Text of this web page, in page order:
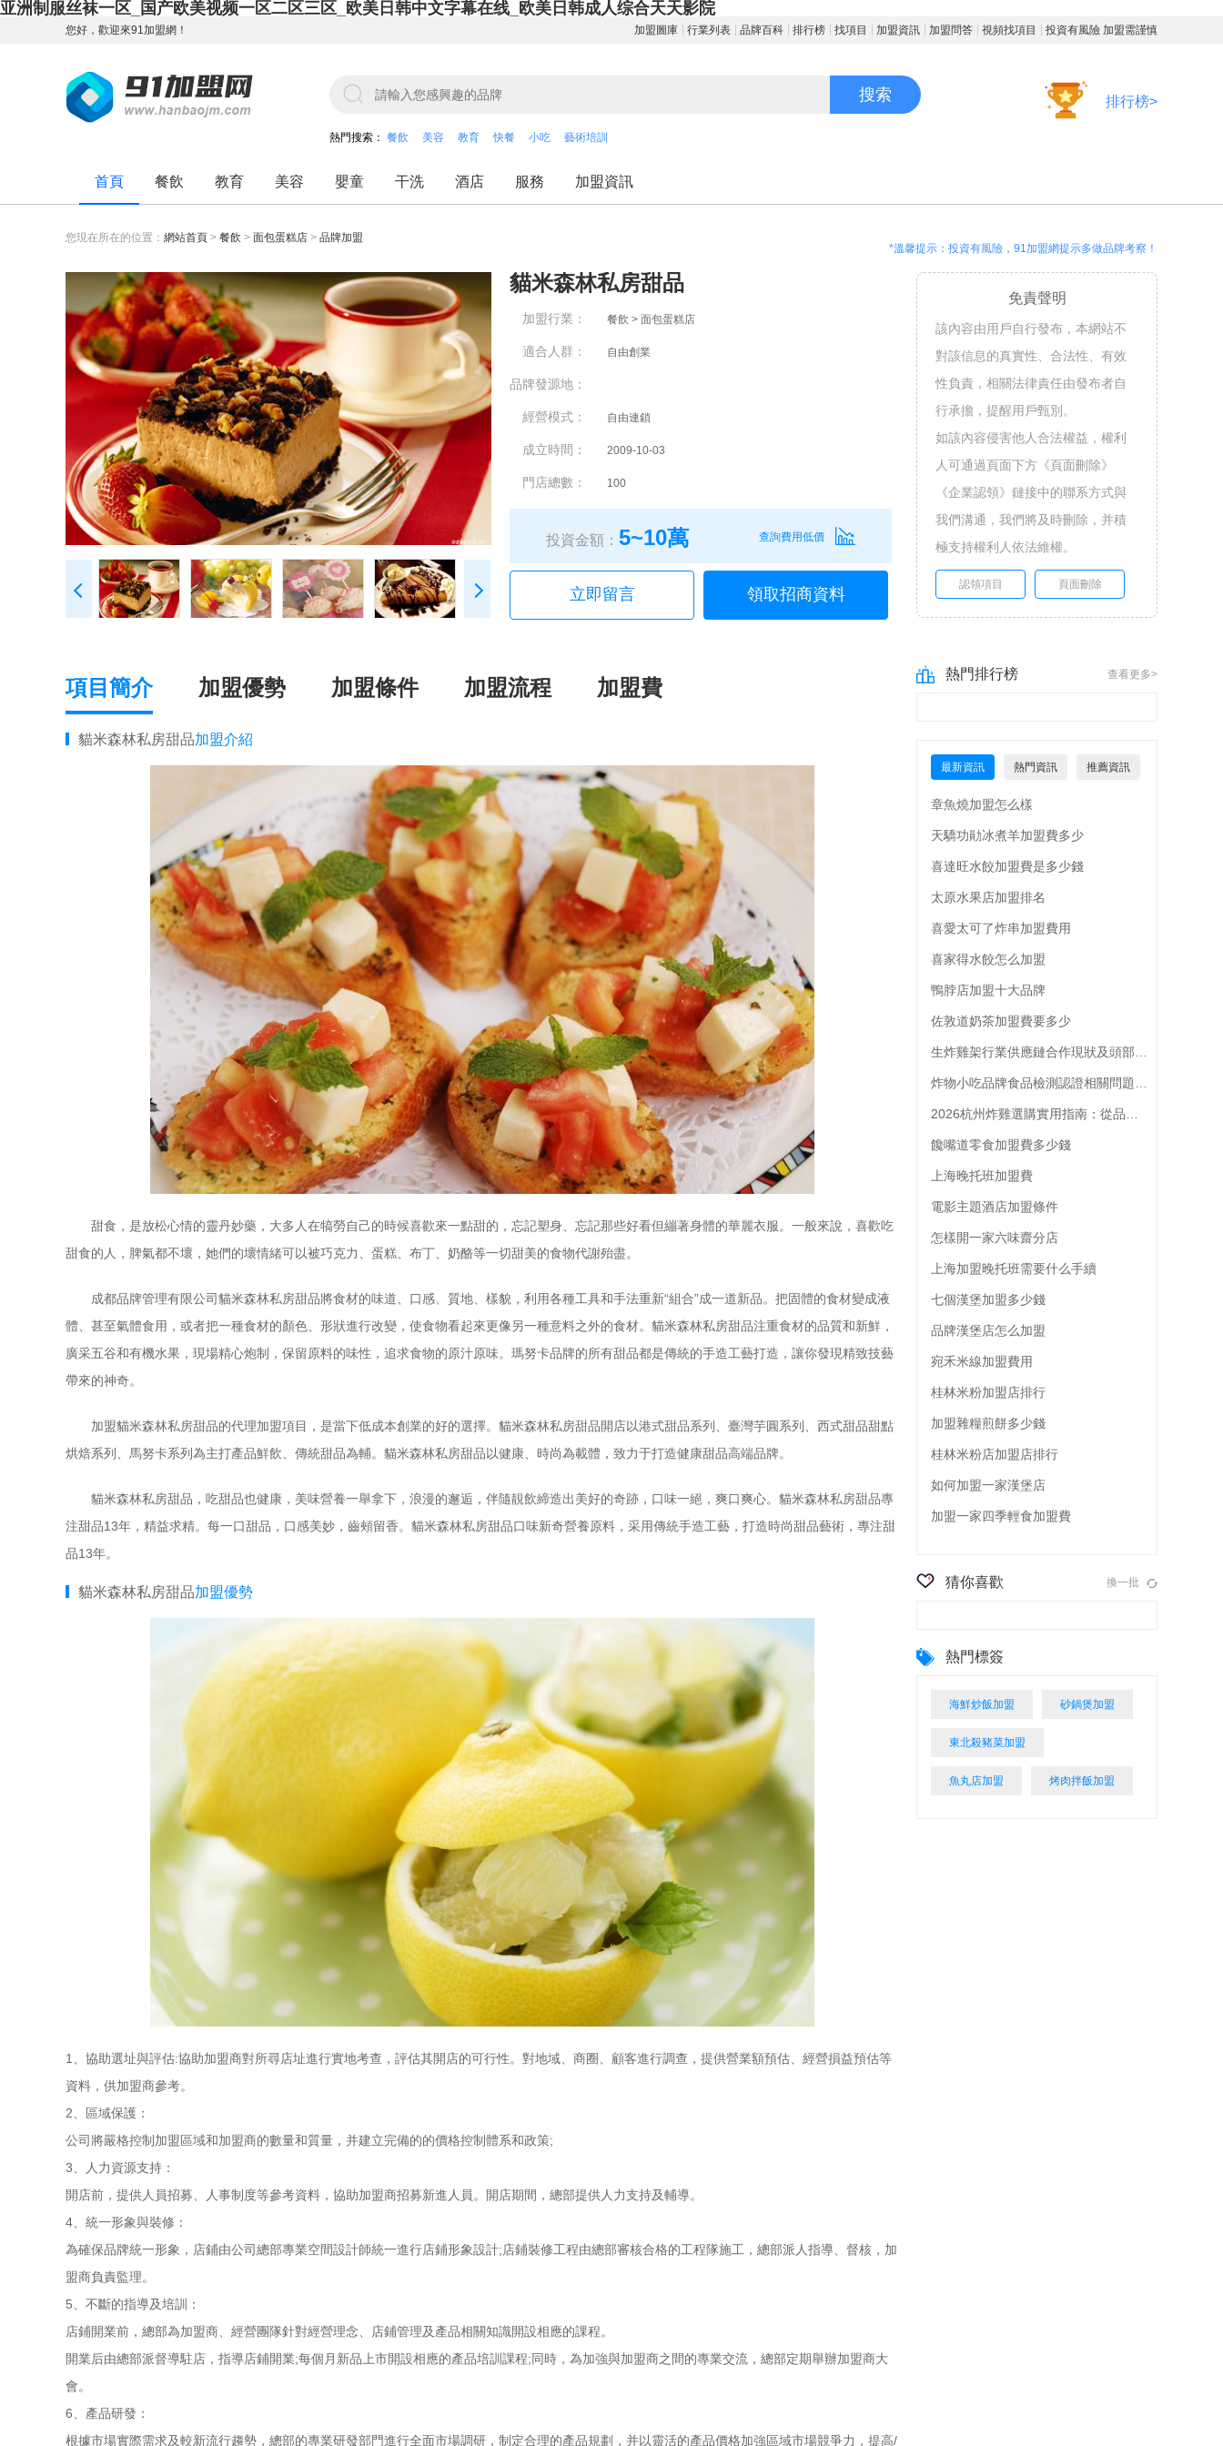
亚洲制服丝袜一区_国产欧美视频一区二区三区_欧美日韩中文字幕在线_欧美日韩成人综合天天影院
您好，歡迎來91加盟網！ 加盟圖庫 行業列表 品牌百科 排行榜 找項目 加盟資訊 加盟問答 視頻找項目 投資有風險 加盟需謹慎
搜索
熱門搜索： 餐飲 美容 教育 快餐 小吃 藝術培訓
排行榜>
首頁 餐飲 教育 美容 嬰童 干洗 酒店 服務 加盟資訊
您現在所在的位置： 網站首頁 > 餐飲 > 面包蛋糕店 > 品牌加盟
*溫馨提示：投資有風險，91加盟網提示多做品牌考察！
貓米森林私房甜品
加盟行業： 餐飲 > 面包蛋糕店
適合人群： 自由創業
品牌發源地：
經營模式： 自由連鎖
成立時間： 2009-10-03
門店總數： 100
投資金額： 5~10萬 查詢費用低價
立即留言 領取招商資料
免責聲明
該內容由用戶自行發布，本網站不
對該信息的真實性、合法性、有效
性負責，相關法律責任由發布者自
行承擔，提醒用戶甄別。
如該內容侵害他人合法權益，權利
人可通過頁面下方《頁面刪除》
《企業認領》鏈接中的聯系方式與
我們溝通，我們將及時刪除，并積
極支持權利人依法維權。
認領項目 頁面刪除
項目簡介 加盟優勢 加盟條件 加盟流程 加盟費
貓米森林私房甜品加盟介紹
甜食，是放松心情的靈丹妙藥，大多人在犒勞自己的時候喜歡來一點甜的，忘記塑身、忘記那些好看但繃著身體的華麗衣服。一般來說，喜歡吃
甜食的人，脾氣都不壞，她們的壞情緒可以被巧克力、蛋糕、布丁、奶酪等一切甜美的食物代謝殆盡。
成都品牌管理有限公司貓米森林私房甜品將食材的味道、口感、質地、樣貌，利用各種工具和手法重新“組合”成一道新品。把固體的食材變成液
體、甚至氣體食用，或者把一種食材的顏色、形狀進行改變，使食物看起來更像另一種意料之外的食材。貓米森林私房甜品注重食材的品質和新鮮，
廣采五谷和有機水果，現場精心炮制，保留原料的味性，追求食物的原汁原味。瑪努卡品牌的所有甜品都是傳統的手造工藝打造，讓你發現精致技藝
帶來的神奇。
加盟貓米森林私房甜品的代理加盟項目，是當下低成本創業的好的選擇。貓米森林私房甜品開店以港式甜品系列、臺灣芋圓系列、西式甜品甜點
烘焙系列、馬努卡系列為主打產品鮮飲、傳統甜品為輔。貓米森林私房甜品以健康、時尚為載體，致力于打造健康甜品高端品牌。
貓米森林私房甜品，吃甜品也健康，美味營養一舉拿下，浪漫的邂逅，伴隨靚飲締造出美好的奇跡，口味一絕，爽口爽心。貓米森林私房甜品專
注甜品13年，精益求精。每一口甜品，口感美妙，齒頰留香。貓米森林私房甜品口味新奇營養原料，采用傳統手造工藝，打造時尚甜品藝術，專注甜
品13年。
貓米森林私房甜品加盟優勢
1、協助選址與評估:協助加盟商對所尋店址進行實地考查，評估其開店的可行性。對地域、商圈、顧客進行調查，提供營業額預估、經營損益預估等
資料，供加盟商參考。
2、區域保護：
公司將嚴格控制加盟區域和加盟商的數量和質量，并建立完備的的價格控制體系和政策;
3、人力資源支持：
開店前，提供人員招募、人事制度等參考資料，協助加盟商招募新進人員。開店期間，總部提供人力支持及輔導。
4、統一形象與裝修：
為確保品牌統一形象，店鋪由公司總部專業空間設計師統一進行店鋪形象設計;店鋪裝修工程由總部審核合格的工程隊施工，總部派人指導、督核，加
盟商負責監理。
5、不斷的指導及培訓：
店鋪開業前，總部為加盟商、經營團隊針對經營理念、店鋪管理及產品相關知識開設相應的課程。
開業后由總部派督導駐店，指導店鋪開業;每個月新品上市開設相應的產品培訓課程;同時，為加強與加盟商之間的專業交流，總部定期舉辦加盟商大
會。
6、產品研發：
根據市場實際需求及較新流行趨勢，總部的專業研發部門進行全面市場調研，制定合理的產品規劃，并以靈活的產品價格加強區域市場競爭力，提高/
熱門排行榜 查看更多>
最新資訊 熱門資訊 推薦資訊
章魚燒加盟怎么樣
天驕功勛冰煮羊加盟費多少
喜達旺水餃加盟費是多少錢
太原水果店加盟排名
喜愛太可了炸串加盟費用
喜家得水餃怎么加盟
鴨脖店加盟十大品牌
佐敦道奶茶加盟費要多少
饞嘴道零食加盟費多少錢
上海晚托班加盟費
電影主題酒店加盟條件
怎樣開一家六味齋分店
上海加盟晚托班需要什么手續
七個漢堡加盟多少錢
品牌漢堡店怎么加盟
宛禾米線加盟費用
桂林米粉加盟店排行
加盟雜糧煎餅多少錢
桂林米粉店加盟店排行
如何加盟一家漢堡店
加盟一家四季輕食加盟費
猜你喜歡 換一批
熱門標簽
海鮮炒飯加盟 砂鍋煲加盟
東北殺豬菜加盟
魚丸店加盟 烤肉拌飯加盟